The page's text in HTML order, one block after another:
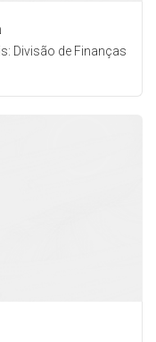
Divisão de Finanças